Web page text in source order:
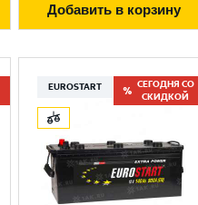
Добавить в корзину
EUROSTART
СЕГОДНЯ СО
СКИДКОЙ